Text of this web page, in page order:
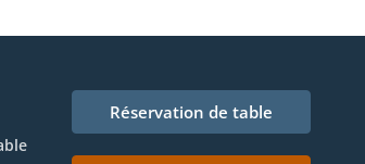
Réservation de table